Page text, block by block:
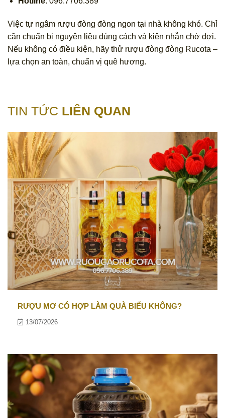
Việc tự ngâm rượu đòng đòng ngon tại nhà không khó. Chỉ
cần chuẩn bị nguyên liệu đúng cách và kiên nhẫn chờ đợi.
Nếu không có điều kiện, hãy thử rượu đòng đòng Rucota –
lựa chọn an toàn, chuẩn vị quê hương.
TIN TỨC LIÊN QUAN
RƯỢU MƠ CÓ HỢP LÀM QUÀ BIẾU KHÔNG?
13/07/2026